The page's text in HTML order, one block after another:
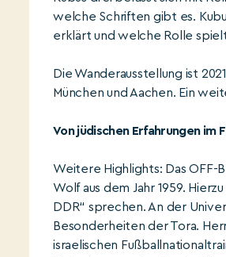
welche Schriften gibt es.
erklärt und welche Rolle
Die Wanderausstellung ist
München und Aachen. Ein
Von jüdischen Erfahrungen im
Weitere Highlights: Das OFF-
Wolf aus dem Jahr 1959.
DDR“ sprechen. An der
Besonderheiten der Tora.
israelischen